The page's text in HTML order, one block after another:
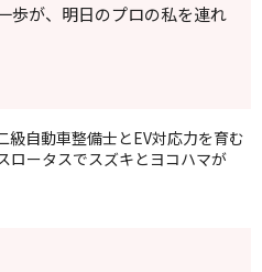
歩が、明日のプロの私を連れ
級自動車整備士とEV対応力を育む
ータスでスズキとヨコハマが